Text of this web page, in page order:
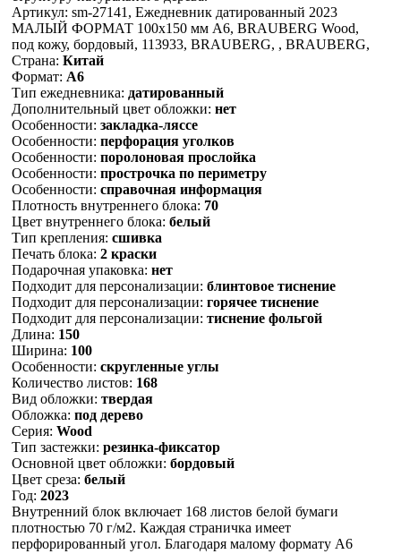
Артикул: sm-27141, Ежедневник датированный 2023
МАЛЫЙ ФОРМАТ 100х150 мм А6, BRAUBERG Wood,
под кожу, бордовый, 113933, BRAUBERG, , BRAUBERG,
Страна: Китай
Формат: А6
Тип ежедневника: датированный
Дополнительный цвет обложки: нет
Особенности: закладка-ляссе
Особенности: перфорация уголков
Особенности: поролоновая прослойка
Особенности: прострочка по периметру
Особенности: справочная информация
Плотность внутреннего блока: 70
Цвет внутреннего блока: белый
Тип крепления: сшивка
Печать блока: 2 краски
Подарочная упаковка: нет
Подходит для персонализации: блинтовое тиснение
Подходит для персонализации: горячее тиснение
Подходит для персонализации: тиснение фольгой
Длина: 150
Ширина: 100
Особенности: скругленные углы
Количество листов: 168
Вид обложки: твердая
Обложка: под дерево
Серия: Wood
Тип застежки: резинка-фиксатор
Основной цвет обложки: бордовый
Цвет среза: белый
Год: 2023
Внутренний блок включает 168 листов белой бумаги
плотностью 70 г/м2. Каждая страничка имеет
перфорированный угол. Благодаря малому формату А6